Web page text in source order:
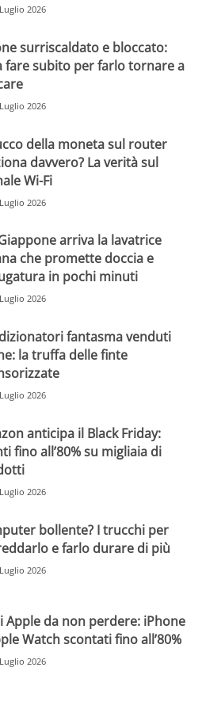
2026
surriscaldato e bloccato:
fare subito per farlo tornare a
2026
della moneta sul router
davvero? La verità sul
Wi-Fi
2026
arriva la lavatrice
che promette doccia e
in pochi minuti
2026
fantasma venduti
la truffa delle finte
2026
anticipa il Black Friday:
fino all’80% su migliaia di
2026
bollente? I trucchi per
e farlo durare di più
2026
Apple da non perdere: iPhone
Watch scontati fino all’80%
2026